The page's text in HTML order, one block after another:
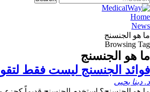
Home
News
ما هو الجنسنج
Browsing Tag
ما هو الجنسنج
فوائد الجنسنج ليست فقط
د. دينا يحيى